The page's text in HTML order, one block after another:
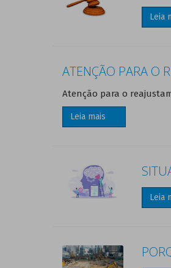
Leia
ATENÇÃO PARA O
Atenção para o
Leia mais
Leia